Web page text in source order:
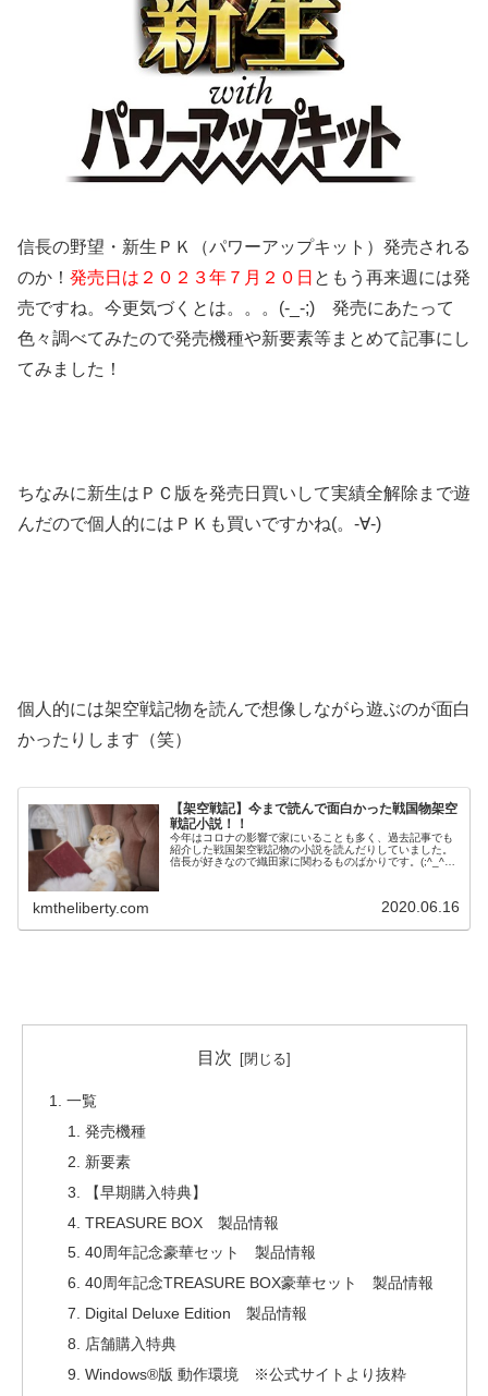
信長の野望・新生ＰＫ（パワーアップキット）発売される
のか！ 発売日は２０２３年７月２０日 ともう再来週には発
売ですね。今更気づくとは。。。(-_-;) 発売にあたって
色々調べてみたので発売機種や新要素等まとめて記事にし
てみました！
ちなみに新生はＰＣ版を発売日買いして実績全解除まで遊
んだので個人的にはＰＫも買いですかね(。-∀-)
個人的には架空戦記物を読んで想像しながら遊ぶのが面白
かったりします（笑）
【架空戦記】今まで読んで面白かった戦国物架空
戦記小説！！
今年はコロナの影響で家にいることも多く、過去記事でも
紹介した戦国架空戦記物の小説を読んだりしていました。
信長が好きなので織田家に関わるものばかりです。(;^_^A
kmtheliberty.com 2020.06.16
目次
一覧
発売機種
新要素
【早期購入特典】
TREASURE BOX 製品情報
40周年記念豪華セット 製品情報
40周年記念TREASURE BOX豪華セット 製品情報
Digital Deluxe Edition 製品情報
店舗購入特典
Windows®版 動作環境 ※公式サイトより抜粋